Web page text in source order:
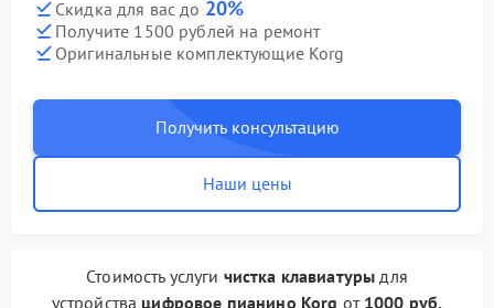
Скидка для вас до 20%
Получите 1500 рублей на ремонт
Оригинальные комплектующие Korg
Получить консультацию
Наши цены
Стоимость услуги чистка клавиатуры для
устройства цифровое пианино Korg от 1000 руб.